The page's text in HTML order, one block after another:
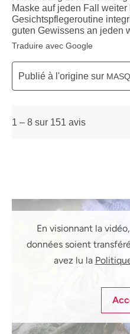
Maske auf jeden Fall
Gesichtspflegeroutine
guten Gewissens an jeden
Traduire avec Google
Publié à l'origine sur
1 – 8 sur 151 avis
En visionnant la
données soient
avez lu la